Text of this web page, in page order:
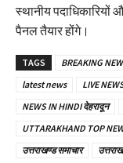
स्थानीय
पैनल तैयार होंगे।
TAGS BREAKING
latest news
LIVE
NEWS IN HINDI देहरादून
UTTARAKHAND TOP
उत्तराखण्ड समाचार